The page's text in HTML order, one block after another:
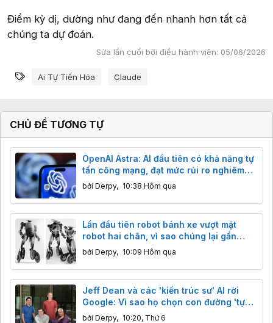
Điểm kỳ dị, dường như đang đến nhanh hơn tất cả
chúng ta dự đoán.
Sửa lần cuối bởi điều hành viên: 05/06/2026
Từ khóa
Ai Tự Tiến Hóa Claude
CHỦ ĐỀ TƯƠNG TỰ
OpenAI Astra: AI đầu tiên có khả năng tự
tấn công mạng, đạt mức rủi ro nghiêm
trọng
bởi Derpy, 10:38 Hôm qua
Lần đầu tiên robot bánh xe vượt mặt
robot hai chân, vì sao chúng lại gần
thương mại hóa hơn?
bởi Derpy, 10:09 Hôm qua
Jeff Dean và các 'kiến trúc sư' AI rời
Google: Vì sao họ chọn con đường 'tự
cải tiến'?
bởi Derpy, 10:20, Thứ 6